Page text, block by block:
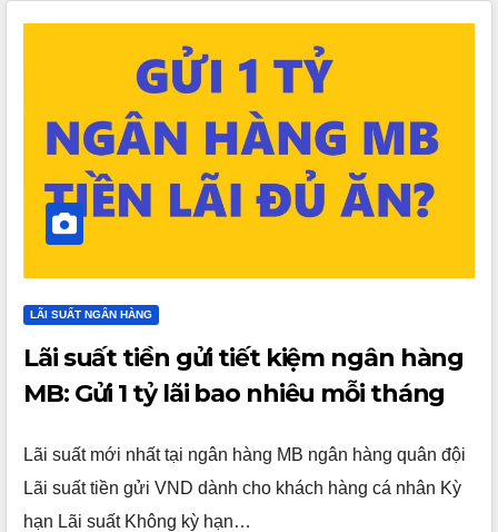
LÃI SUẤT NGÂN HÀNG
Lãi suất tiền gửi tiết kiệm ngân hàng
MB: Gửi 1 tỷ lãi bao nhiêu mỗi tháng
Lãi suất mới nhất tại ngân hàng MB ngân hàng quân đội
Lãi suất tiền gửi VND dành cho khách hàng cá nhân Kỳ
hạn Lãi suất Không kỳ hạn…